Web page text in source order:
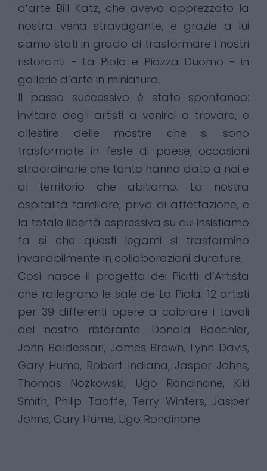
d’arte Bill Katz, che aveva apprezzato la
nostra vena stravagante, e grazie a lui
siamo stati in grado di trasformare i nostri
ristoranti - La Piola e Piazza Duomo - in
gallerie d’arte in miniatura.
Il passo successivo è stato spontaneo:
invitare degli artisti a venirci a trovare, e
allestire delle mostre che si sono
trasformate in feste di paese, occasioni
straordinarie che tanto hanno dato a noi e
al territorio che abitiamo. La nostra
ospitalità familiare, priva di affettazione, e
la totale libertà espressiva su cui insistiamo
fa sì che questi legami si trasformino
invariabilmente in collaborazioni durature.
Così nasce il progetto dei Piatti d’Artista
che rallegrano le sale de La Piola. 12 artisti
per 39 differenti opere a colorare i tavoli
del nostro ristorante: Donald Baechler,
John Baldessari, James Brown, Lynn Davis,
Gary Hume, Robert Indiana, Jasper Johns,
Thomas Nozkowski, Ugo Rondinone, Kiki
Smith, Philip Taaffe, Terry Winters, Jasper
Johns, Gary Hume, Ugo Rondinone.